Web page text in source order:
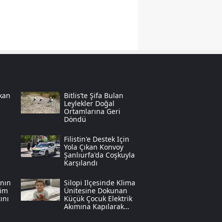
Sinop
Tekirdağ
Tokat
Trabzon
Tunceli
Şanlıurfa
Uşak
Bitlis’te Şifa Bulan
Leylekler Doğal
Ortamlarına Geri
Döndü
Filistin'e Destek Için
Yola Çıkan Konvoy
Şanlıurfa'da Coşkuyla
Karşılandı
Silopi Ilçesinde Klima
Ünitesine Dokunan
Küçük Çocuk Elektrik
Akımına Kapılarak